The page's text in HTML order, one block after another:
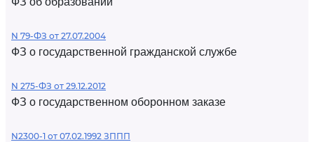
N 79-ФЗ от 27.07.2004
ФЗ о государственной гражданской службе
N 275-ФЗ от 29.12.2012
ФЗ о государственном оборонном заказе
N2300-1 от 07.02.1992 ЗППП